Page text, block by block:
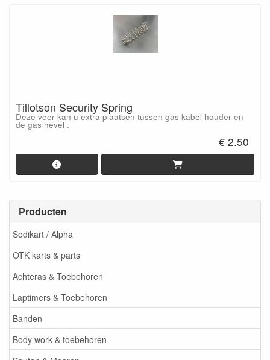
Producten
Sodikart / Alpha
OTK karts & parts
Achteras & Toebehoren
Laptimers & Toebehoren
Banden
Body work & toebehoren
Tillotson Security Spring
Deze veer kan u extra plaatsen tussen gas kabel houder en
de gas hevel .
€ 2.50